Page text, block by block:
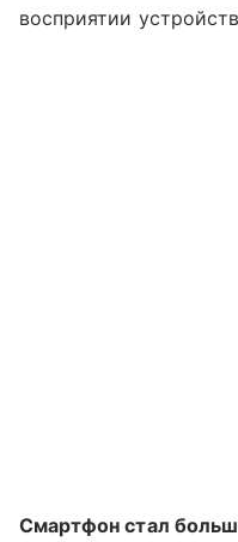
восприятии
Смартфон стал